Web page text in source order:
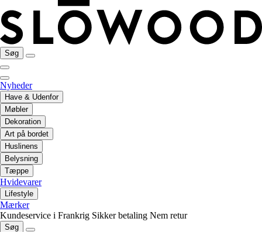
Søg
Nyheder
Have & Udenfor
Møbler
Dekoration
Art på bordet
Huslinens
Belysning
Tæppe
Hvidevarer
Lifestyle
Mærker
Kundeservice i Frankrig Sikker betaling Nem retur
Søg